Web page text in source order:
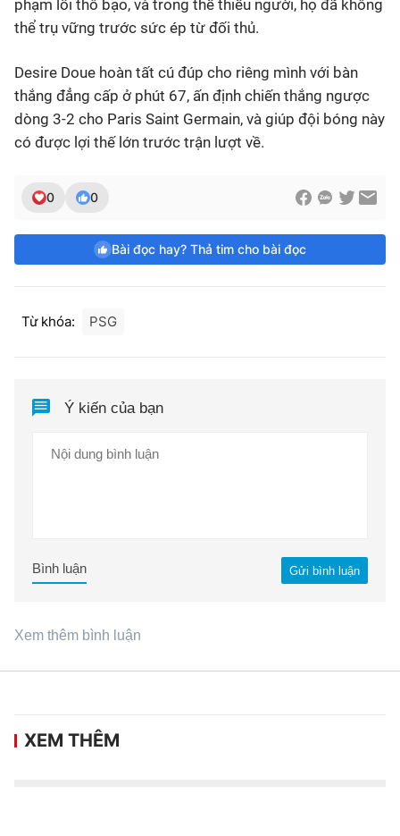
phạm lỗi thô bạo, và trong thế thiếu người, họ đã không
thể trụ vững trước sức ép từ đối thủ.
Desire Doue hoàn tất cú đúp cho riêng mình với bàn
thắng đẳng cấp ở phút 67, ấn định chiến thắng ngược
dòng 3-2 cho Paris Saint Germain, và giúp đội bóng này
có được lợi thế lớn trước trận lượt về.
0 0
Bài đọc hay? Thả tim cho bài đọc
Từ khóa: PSG
Ý kiến của bạn
Gửi bình luận
Bình luận
Xem thêm bình luận
XEM THÊM